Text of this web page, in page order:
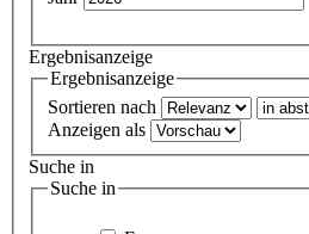
Ergebnisanzeige
Ergebnisanzeige
Sortieren nach
Anzeigen als
Suche in
Suche in